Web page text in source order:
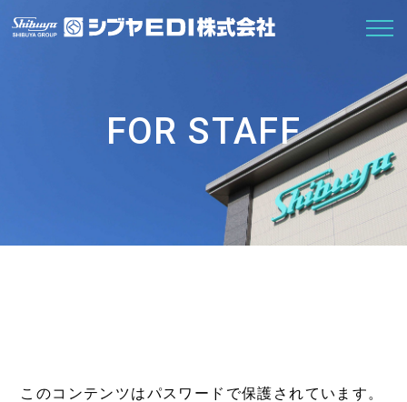
FOR STAFF
このコンテンツはパスワードで保護されています。